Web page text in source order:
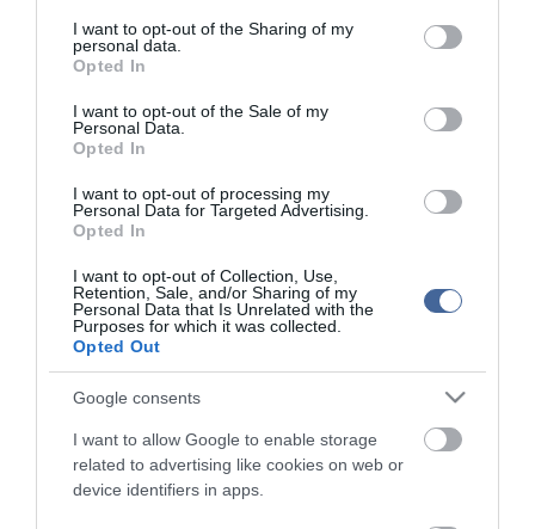
not limited to your visit or usage behaviour. You may click to
grant or deny consent to Google and its third-party tags to
use your data for below specified purposes in below Google
consent section.
I want to opt-out of the Sharing of my
personal data.
Opted In
I want to opt-out of the Sale of my
Personal Data.
Opted In
I want to opt-out of processing my
Personal Data for Targeted Advertising.
Opted In
I want to opt-out of Collection, Use,
Retention, Sale, and/or Sharing of my
Personal Data that Is Unrelated with the
Purposes for which it was collected.
Opted Out
Google consents
I want to allow Google to enable storage
related to advertising like cookies on web or
device identifiers in apps.
Nagy erőkkel keresik a szomjazó gólyát megmentő
Árpádot
kormány
Kenyában bezzeg minden zöldebb
Második világháborús német katonai motorkerékpár
bukkant elő a Dunából
A Tisza-frakció kezdeményezte, hogy jövő kedden legyen
az államfőválasztás
megható pillanatot rögzített a kamera
Megható felvétel: elpusztult borját vitte magával egy
delfinanya